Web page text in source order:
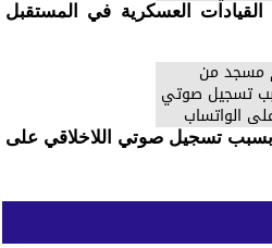
العسكرية في المستقبل
تسجيل صوتي اللاخلاقي على